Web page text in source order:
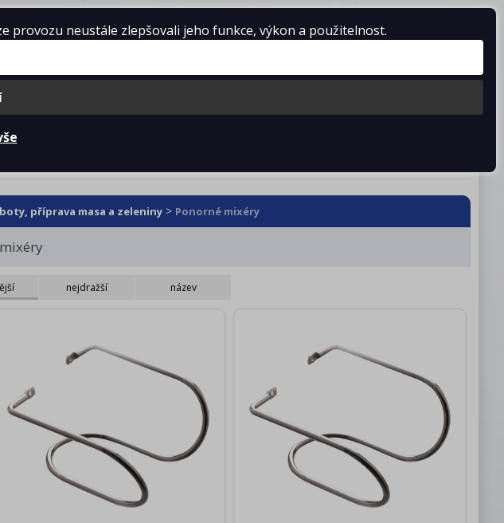
Reference Ke stažení Kontakty
příprava masa a zeleniny > Ponorné mixéry
nejdražší název
provozu neustále zlepšovali jeho funkce, výkon a použitelnost.